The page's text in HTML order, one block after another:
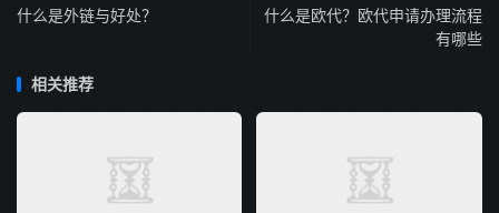
什么是外链与好处？
什么是欧代？欧代申请办理流程
有哪些
相关推荐